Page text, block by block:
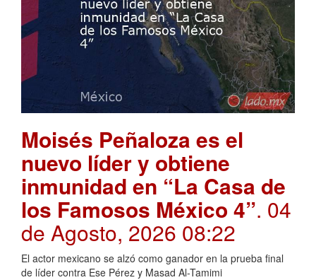
Moisés Peñaloza es el
nuevo líder y obtiene
inmunidad en “La Casa de
los Famosos México 4”. 04
de Agosto, 2026 08:22
El actor mexicano se alzó como ganador en la prueba final
de líder contra Ese Pérez y Masad Al-Tamimi